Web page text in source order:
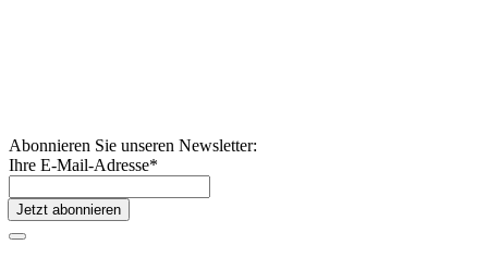
Abonnieren Sie unseren Newsletter:
Ihre E-Mail-Adresse*
Jetzt abonnieren